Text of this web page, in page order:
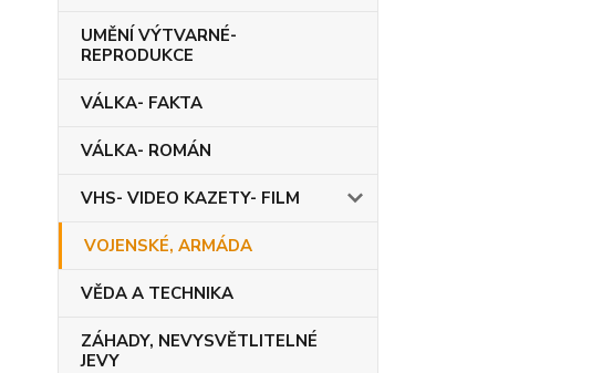
UMĚNÍ VÝTVARNÉ-
REPRODUKCE
VÁLKA- FAKTA
VÁLKA- ROMÁN
VHS- VIDEO KAZETY- FILM
VOJENSKÉ, ARMÁDA
VĚDA A TECHNIKA
ZÁHADY, NEVYSVĚTLITELNÉ
JEVY